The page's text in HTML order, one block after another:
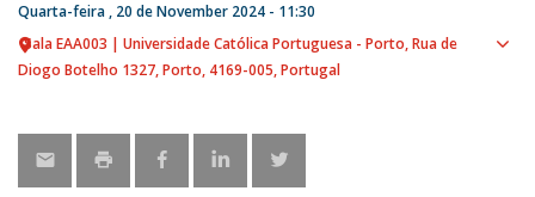
Quarta-feira , 20 de November 2024 - 11:30
Sala EAA003 | Universidade Católica Portuguesa - Porto Rua de
Diogo Botelho 1327 Porto 4169-005 Portugal